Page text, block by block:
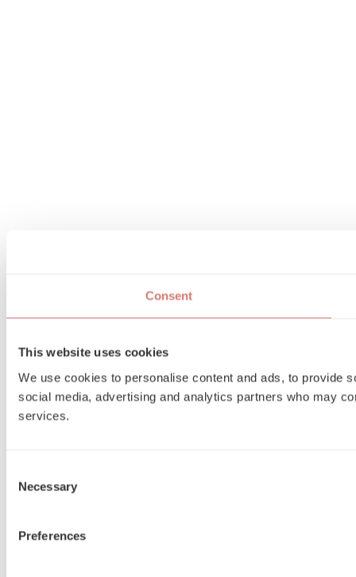
Consent
This website uses cookies
We use cookies to personalise content and ads, to provide
social media, advertising and analytics partners who may
services.
Selection
Necessary
Preferences